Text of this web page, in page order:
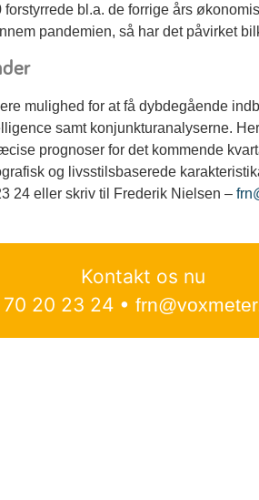
bl.a. de forrige års
pandemien, så har det påvirket
mulighed for at få dybdegående
samt konjunkturanalyserne.
prognoser for det kommende
og livsstilsbaserede
24 eller skriv til Frederik Nielsen –
Kontakt os nu
70 20 23 24 •